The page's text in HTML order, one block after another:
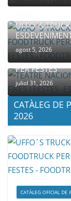
UFFO´S
agost 5, 2026
COMPANYIA
PER FESTES
juliol 31, 2026
CATÀLEG DE
2026
CATÀLEG OFICIAL DE